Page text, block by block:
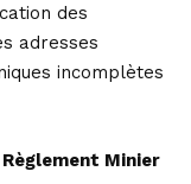
des
adresses
incomplètes
Minier